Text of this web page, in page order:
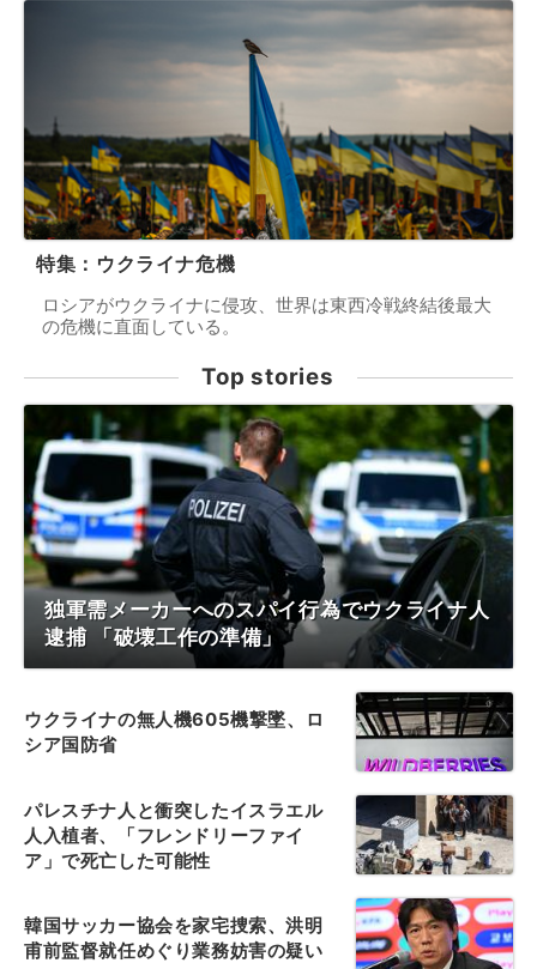
特集：ウクライナ危機
ロシアがウクライナに侵攻、世界は東西冷戦終結後最大
の危機に直面している。
Top stories
独軍需メーカーへのスパイ行為でウクライナ人
逮捕 「破壊工作の準備」
ウクライナの無人機605機撃墜、ロ
シア国防省
パレスチナ人と衝突したイスラエル
人入植者、「フレンドリーファイ
ア」で死亡した可能性
韓国サッカー協会を家宅捜索、洪明
甫前監督就任めぐり業務妨害の疑い